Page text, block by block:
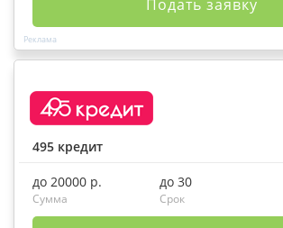
Подать заявку
495 кредит
до 20000 р.
Сумма
до 30
Срок